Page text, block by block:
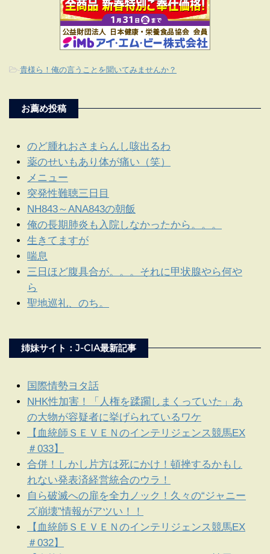
-貴様ら！俺の言うことを聞いてみませんか？
お薦め投稿
のど腫れおさまらんし咳出るわ
薬のせいもあり体が痛い（笑）
メニュー
突発性難聴三日目
NH843～ANA843の朝飯
俺の長期肺炎も入院しなかったから。。。
生きてますが
喘息
三日ほど腹具合が。。。それに甲状腺やら何や
ら
聖地巡礼、のち。
姉妹サイト：J-CIA最新記事
国際情勢ヨタ話
NHK性加害！「人権を蹂躙しまくっていた」あ
の大物が容疑者に挙げられているワケ
【血統師ＳＥＶＥＮのインテリジェンス競馬EX
＃033】
合併！しかし片方は死にかけ！頓挫するかもし
れない発表済経営統合のウラ！
自ら破滅への扉を全力ノック！久々の“ジャニー
ズ崩壊”情報がアツい！！
【血統師ＳＥＶＥＮのインテリジェンス競馬EX
＃032】